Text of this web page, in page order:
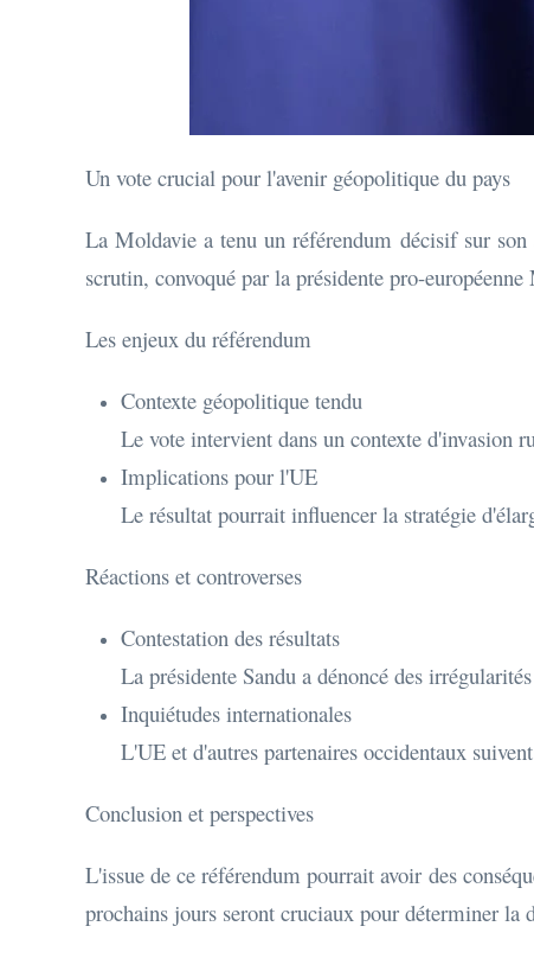
Un vote crucial pour l'avenir géopolitique du pays
La Moldavie a tenu un référendum décisif sur
scrutin, convoqué par la présidente pro-
Les enjeux du référendum
Contexte géopolitique tendu
Le vote intervient dans un contexte d'invasion
Implications pour l'UE
Le résultat pourrait influencer la stratégie
Réactions et controverses
Contestation des résultats
La présidente Sandu a dénoncé des
Inquiétudes internationales
L'UE et d'autres partenaires occidentaux
Conclusion et perspectives
L'issue de ce référendum pourrait avoir des
prochains jours seront cruciaux pour déterminer la